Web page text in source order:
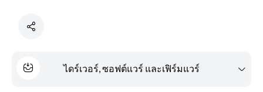
ไดร์เวอร์, ซอฟต์แวร์ และเฟิร์มแวร์